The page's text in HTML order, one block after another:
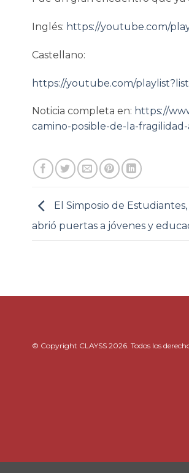
Inglés: https://youtube.com/
Castellano:
https://youtube.com/
Noticia completa en: https://
camino-posible-de-la-
El Simposio de
abrió puertas a jóvenes y
© Copyright CLAYSS 2026. Todos los